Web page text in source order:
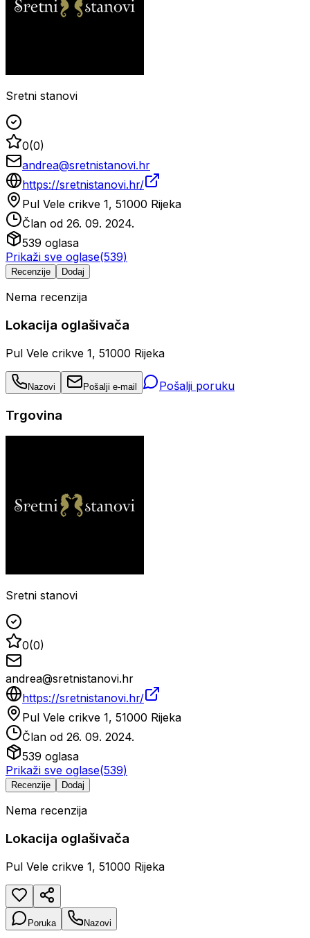
Sretni stanovi
0(0)
andrea@sretnistanovi.hr
https://sretnistanovi.hr/
Pul Vele crikve 1, 51000 Rijeka
Član od 26. 09. 2024.
539 oglasa
Prikaži sve oglase(539)
Recenzije Dodaj
Nema recenzija
Lokacija oglašivača
Pul Vele crikve 1, 51000 Rijeka
Nazovi Pošalji e-mail Pošalji poruku
Trgovina
Sretni stanovi
0(0)
andrea@sretnistanovi.hr
https://sretnistanovi.hr/
Pul Vele crikve 1, 51000 Rijeka
Član od 26. 09. 2024.
539 oglasa
Prikaži sve oglase(539)
Recenzije Dodaj
Nema recenzija
Lokacija oglašivača
Pul Vele crikve 1, 51000 Rijeka
Poruka Nazovi